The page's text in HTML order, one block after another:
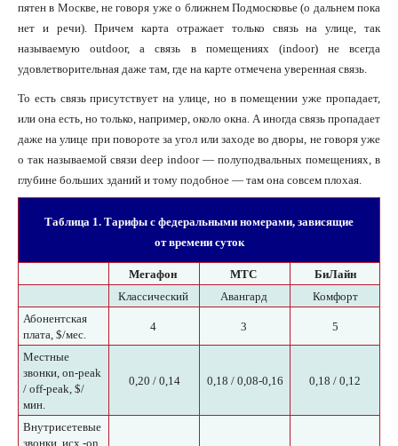
пятен в Москве, не говоря уже о ближнем Подмосковье (о дальнем пока
нет и речи). Причем карта отражает только связь на улице, так
называемую outdoor, а связь в помещениях (indoor) не всегда
удовлетворительная даже там, где на карте отмечена уверенная связь.
То есть связь присутствует на улице, но в помещении уже пропадает,
или она есть, но только, например, около окна. А иногда связь пропадает
даже на улице при повороте за угол или заходе во дворы, не говоря уже
о так называемой связи deep indoor — полуподвальных помещениях, в
глубине больших зданий и тому подобное — там она совсем плохая.
Таблица 1. Тарифы с федеральными номерами, зависящие
от времени суток
Мегафон МТС
БиЛайн
Классический
Авангард
Комфорт
Абонентская
плата, $/мес.
4 3 5
Местные
звонки, on-peak
/ off-peak, $/
мин.
0,20 / 0,14 0,18 / 0,08-0,16 0,18 / 0,12
Внутрисетевые
звонки, исх.-on